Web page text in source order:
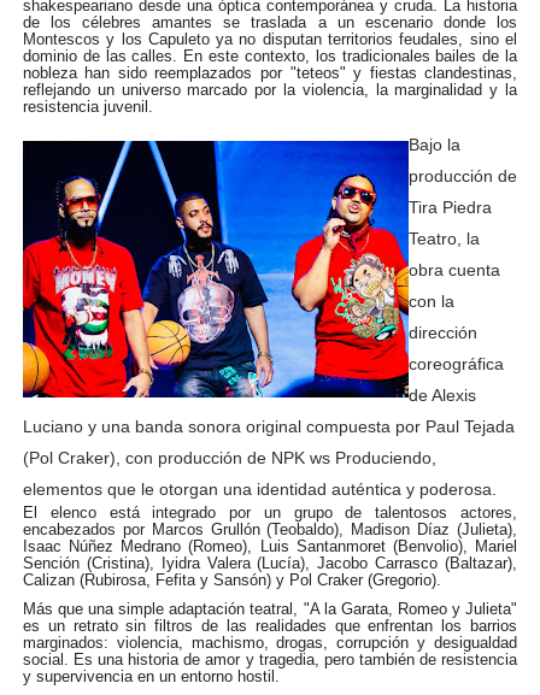
shakespeariano desde una óptica contemporánea y cruda. La historia
de los célebres amantes se traslada a un escenario donde los
Montescos y los Capuleto ya no disputan territorios feudales, sino el
dominio de las calles. En este contexto, los tradicionales bailes de la
nobleza han sido reemplazados por "teteos" y fiestas clandestinas,
reflejando un universo marcado por la violencia, la marginalidad y la
resistencia juvenil.
Bajo la
producción de
Tira Piedra
Teatro, la
obra cuenta
con la
dirección
coreográfica
de Alexis
Luciano y una banda sonora original compuesta por Paul Tejada
(Pol Craker), con producción de NPK ws Produciendo,
elementos que le otorgan una identidad auténtica y poderosa.
El elenco está integrado por un grupo de talentosos actores,
encabezados por Marcos Grullón (Teobaldo), Madison Díaz (Julieta),
Isaac Núñez Medrano (Romeo), Luis Santanmoret (Benvolio), Mariel
Sención (Cristina), Iyidra Valera (Lucía), Jacobo Carrasco (Baltazar),
Calizan (Rubirosa, Fefita y Sansón) y Pol Craker (Gregorio).
Más que una simple adaptación teatral, "A la Garata, Romeo y Julieta"
es un retrato sin filtros de las realidades que enfrentan los barrios
marginados: violencia, machismo, drogas, corrupción y desigualdad
social. Es una historia de amor y tragedia, pero también de resistencia
y supervivencia en un entorno hostil.